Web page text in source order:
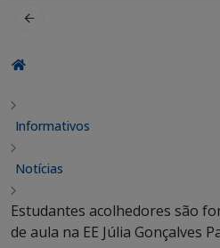
Informativos
Notícias
Estudantes acolhedores são
de aula na EE Júlia Gonçalves